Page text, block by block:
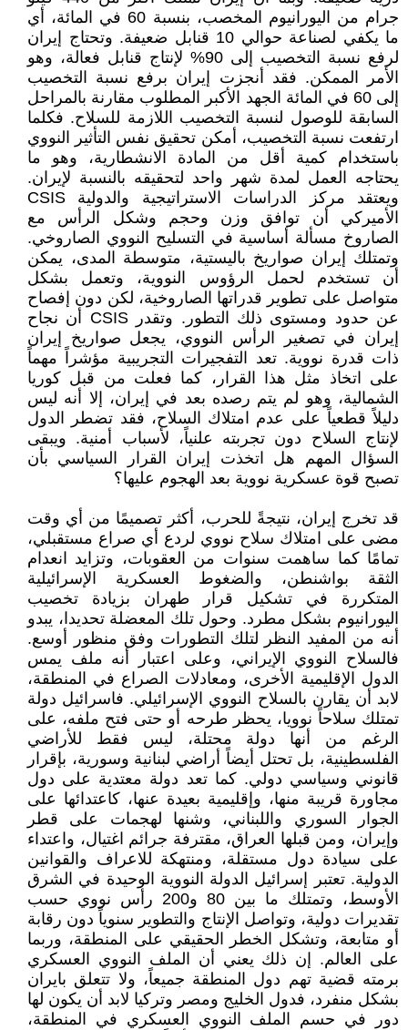
جرام من اليورانيوم المخصب، بنسبة 60 في المائة، أي
ما يكفي لصناعة حوالي 10 قنابل ضعيفة. وتحتاج إيران
لرفع نسبة التخصيب إلى 90% لإنتاج قنابل فعالة، وهو
الأمر الممكن. فقد أنجزت إيران برفع نسبة التخصيب
إلى 60 في المائة الجهد الأكبر المطلوب مقارنة بالمراحل
السابقة للوصول لنسبة التخصيب اللازمة للسلاح. فكلما
ارتفعت نسبة التخصيب، أمكن تحقيق نفس التأثير النووي
باستخدام كمية أقل من المادة الانشطارية، وهو ما
يحتاجه العمل لمدة شهر واحد لتحقيقه بالنسبة لإيران.
ويعتقد مركز الدراسات الاستراتيجية والدولية CSIS
الأميركي أن توافق وزن وحجم وشكل الرأس مع
الصاروخ مسألة أساسية في التسليح النووي الصاروخي.
وتمتلك إيران صواريخ باليستية، متوسطة المدى، يمكن
أن تستخدم لحمل الرؤوس النووية، وتعمل بشكل
متواصل على تطوير قدراتها الصاروخية، لكن دون إفصاح
عن حدود ومستوى ذلك التطور. وتقدر CSIS أن نجاح
إيران في تصغير الرأس النووي، يجعل صواريخ إيران
ذات قدرة نووية. تعد التفجيرات التجريبية مؤشراً مهماً
على اتخاذ مثل هذا القرار، كما فعلت من قبل كوريا
الشمالية، وهو لم يتم رصده بعد في إيران، إلا أنه ليس
دليلاً قطعياً على عدم امتلاك السلاح، فقد تضطر الدول
لإنتاج السلاح دون تجربته علنياً، لأسباب أمنية. ويبقى
السؤال المهم هل اتخذت إيران القرار السياسي بأن
تصبح قوة عسكرية نووية بعد الهجوم عليها؟
قد تخرج إيران، نتيجةً للحرب، أكثر تصميمًا من أي وقت
مضى على امتلاك سلاح نووي لردع أي صراع مستقبلي،
تمامًا كما ساهمت سنوات من العقوبات، وتزايد انعدام
الثقة بواشنطن، والضغوط العسكرية الإسرائيلية
المتكررة في تشكيل قرار طهران بزيادة تخصيب
اليورانيوم بشكل مطرد. وحول تلك المعضلة تحديدا، يبدو
أنه من المفيد النظر لتلك التطورات وفق منظور أوسع.
فالسلاح النووي الإيراني، وعلى اعتبار أنه ملف يمس
الدول الإقليمية الأخرى، ومعادلات الصراع في المنطقة،
لابد أن يقارن بالسلاح النووي الإسرائيلي. فاسرائيل دولة
تمتلك سلاحاً نوويا، يحظر طرحه أو حتى فتح ملفه، على
الرغم من أنها دولة محتلة، ليس فقط للأراضي
الفلسطينية، بل تحتل أيضاً أراضي لبنانية وسورية، بإقرار
قانوني وسياسي دولي. كما تعد دولة معتدية على دول
مجاورة قريبة منها، وإقليمية بعيدة عنها، كاعتدائها على
الجوار السوري واللبناني، وشنها لهجمات على قطر
وإيران، ومن قبلها العراق، مقترفة جرائم اغتيال، واعتداء
على سيادة دول مستقلة، ومنتهكة للاعراف والقوانين
الدولية. تعتبر إسرائيل الدولة النووية الوحيدة في الشرق
الأوسط، وتمتلك ما بين 80 و200 رأس نووي حسب
تقديرات دولية، وتواصل الإنتاج والتطوير سنوياً دون رقابة
أو متابعة، وتشكل الخطر الحقيقي على المنطقة، وربما
على العالم. إن ذلك يعني أن الملف النووي العسكري
برمته قضية تهم دول المنطقة جميعاً، ولا تتعلق بايران
بشكل منفرد، فدول الخليج ومصر وتركيا لابد أن يكون لها
دور في حسم الملف النووي العسكري في المنطقة،